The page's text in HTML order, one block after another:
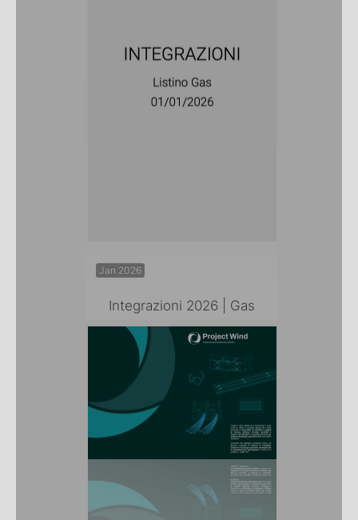
Jan 2026
Integrazioni 2026 | Gas